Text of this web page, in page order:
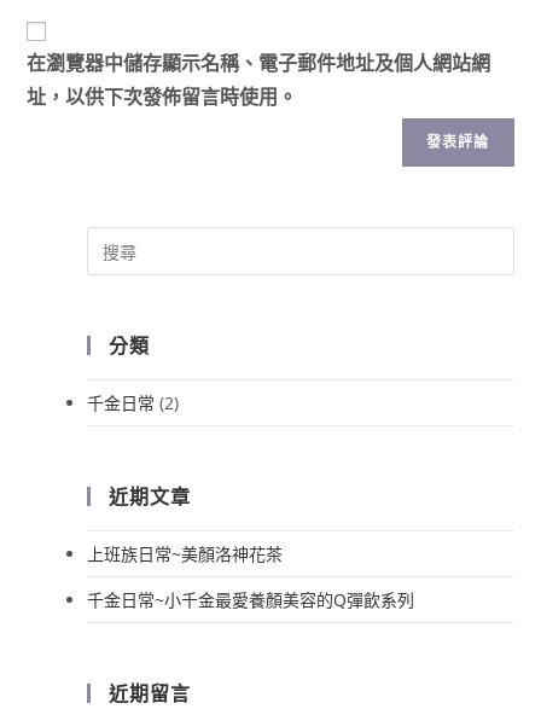
在瀏覽器中儲存顯示名稱、電子郵件地址及個人網站網
址，以供下次發佈留言時使用。
分類
千金日常 (2)
近期文章
上班族日常~美顏洛神花茶
千金日常~小千金最愛養顏美容的Q彈飲系列
近期留言